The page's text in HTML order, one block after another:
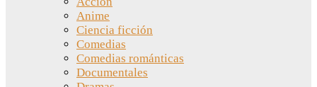
Anime
Ciencia ficción
Comedias
Comedias románticas
Documentales